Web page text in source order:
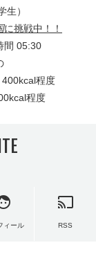
生）
に挑戦中！！
間 05:30
程度
程度
ィール
cast
RSS